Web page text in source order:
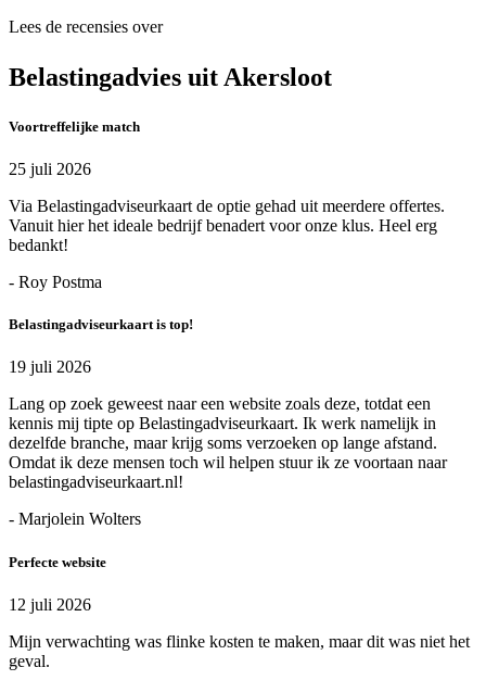
Lees de recensies over
Belastingadvies uit Akersloot
Voortreffelijke match
25 juli 2026
Via Belastingadviseurkaart de optie gehad uit meerdere offertes.
Vanuit hier het ideale bedrijf benadert voor onze klus. Heel erg
bedankt!
- Roy Postma
Belastingadviseurkaart is top!
19 juli 2026
Lang op zoek geweest naar een website zoals deze, totdat een
kennis mij tipte op Belastingadviseurkaart. Ik werk namelijk in
dezelfde branche, maar krijg soms verzoeken op lange afstand.
Omdat ik deze mensen toch wil helpen stuur ik ze voortaan naar
belastingadviseurkaart.nl!
- Marjolein Wolters
Perfecte website
12 juli 2026
Mijn verwachting was flinke kosten te maken, maar dit was niet het
geval.